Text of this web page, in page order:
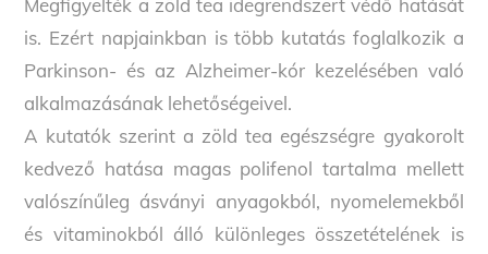
Megfigyelték a zöld tea idegrendszert védő hatását
is. Ezért napjainkban is több kutatás foglalkozik a
Parkinson- és az Alzheimer-kór kezelésében való
alkalmazásának lehetőségeivel.
A kutatók szerint a zöld tea egészségre gyakorolt
kedvező hatása magas polifenol tartalma mellett
valószínűleg ásványi anyagokból, nyomelemekből
és vitaminokból álló különleges összetételének is